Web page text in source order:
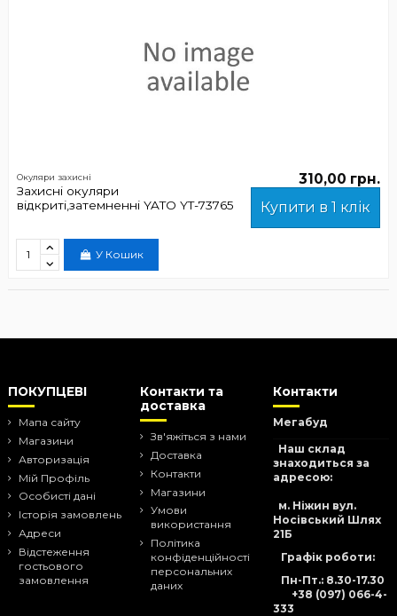
Окуляри захисні
Захисні окуляри
відкриті,затемненні YATO YT-73765
310,00 грн.
Купити в 1 клік
У Кошик
ПОКУПЦЕВІ
Мапа сайту
Магазини
Авторизація
Мій Профіль
Особисті дані
Історія замовлень
Адреси
Відстеження
гостьового
замовлення
Контакти та
доставка
Зв'яжіться з нами
Доставка
Контакти
Магазини
Умови
використання
Політика
конфіденційності
персональних
даних
Контакти
Мегабуд
Наш склад
знаходиться за
адресою:
м. Ніжин вул.
Носівський Шлях
21Б
Графік роботи:
Пн-Пт.: 8.30-17.30
+38 (097) 066-4-
333